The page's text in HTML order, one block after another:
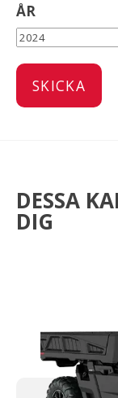
ÅR
DESSA
DIG